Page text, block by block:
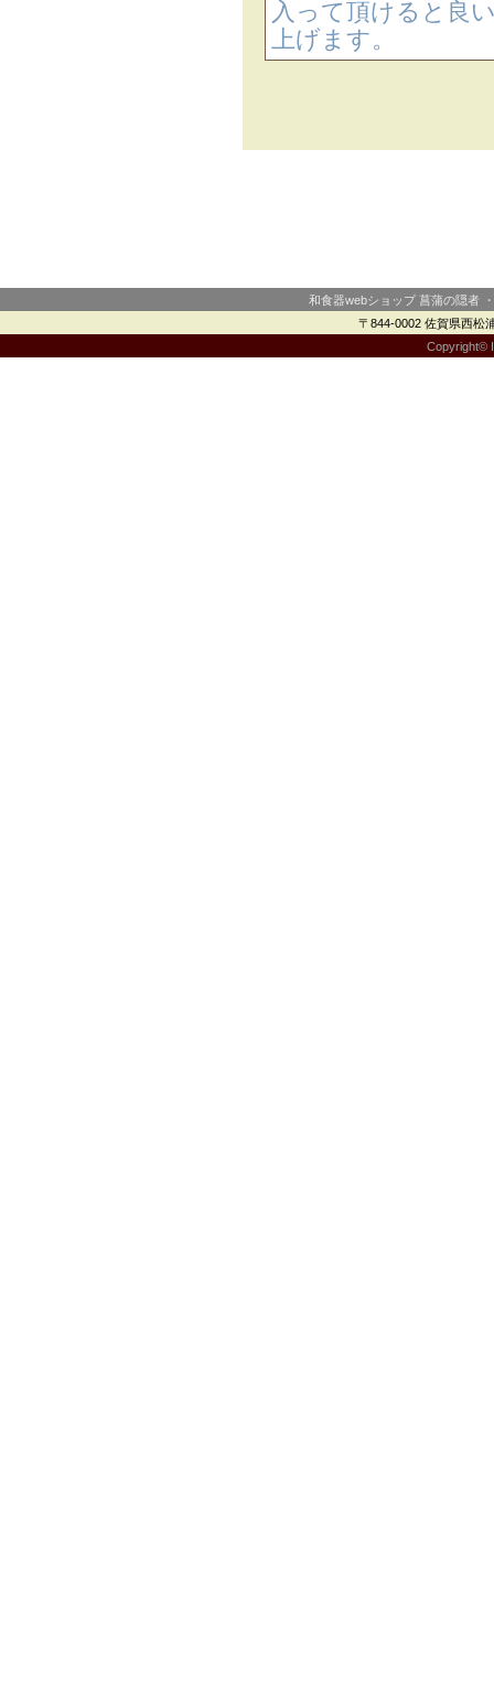
入って頂けると良
上げます。
和食器webショップ 菖蒲の隠者
〒844-0002 佐賀県西松
Copyright©